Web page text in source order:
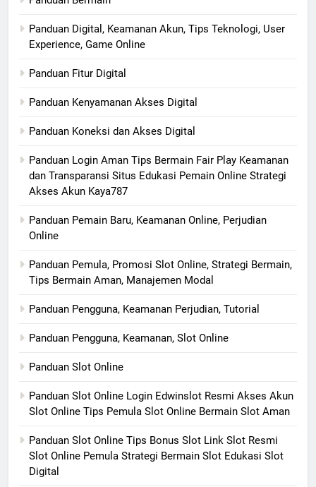
Panduan Digital, Keamanan Akun, Tips Teknologi, User
Experience, Game Online
Panduan Fitur Digital
Panduan Kenyamanan Akses Digital
Panduan Koneksi dan Akses Digital
Panduan Login Aman Tips Bermain Fair Play Keamanan
dan Transparansi Situs Edukasi Pemain Online Strategi
Akses Akun Kaya787
Panduan Pemain Baru, Keamanan Online, Perjudian
Online
Panduan Pemula, Promosi Slot Online, Strategi Bermain,
Tips Bermain Aman, Manajemen Modal
Panduan Pengguna, Keamanan Perjudian, Tutorial
Panduan Pengguna, Keamanan, Slot Online
Panduan Slot Online
Panduan Slot Online Login Edwinslot Resmi Akses Akun
Slot Online Tips Pemula Slot Online Bermain Slot Aman
Panduan Slot Online Tips Bonus Slot Link Slot Resmi
Slot Online Pemula Strategi Bermain Slot Edukasi Slot
Digital